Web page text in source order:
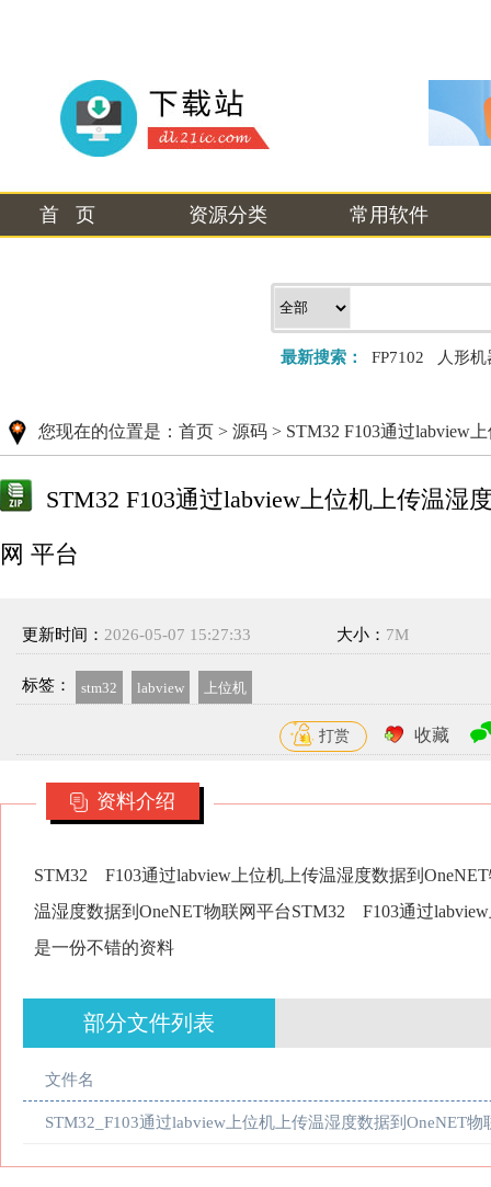
首 页 资源分类 常用软件
最新搜索： FP7102 人形
您现在的位置是： 首页 > 源码 > STM32 F103通过labview
STM32 F103通过labview上位机上传温湿
网 平台
更新时间： 2026-05-07 15:27:33 大小： 7M
标签： stm32 labview 上位机
打赏 收藏
资料介绍
STM32 F103通过labview上位机上传温湿度数据到
温湿度数据到OneNET物联网平台STM32 F103通过
是一份不错的资料
部分文件列表
文件名
STM32_F103通过labview上位机上传温湿度数据到OneNET物